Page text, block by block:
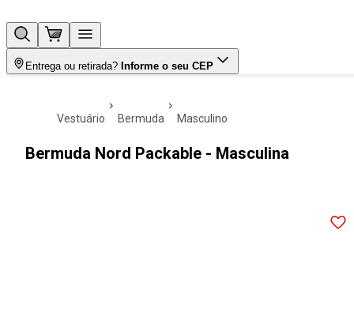
Entrega ou retirada? Informe o seu CEP
vestuário bermuda masculino
Bermuda Nord Packable - Masculina